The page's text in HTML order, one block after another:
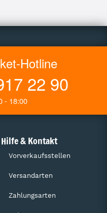
Hotline
22 90
- 18:00
Hilfe & Kontakt
Vorverkaufsstellen
Versandarten
Zahlungsarten